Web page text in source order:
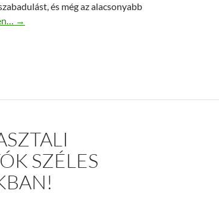
és még az alacsonyabb
gyorsan és egyszerűen
→
SZÉLES